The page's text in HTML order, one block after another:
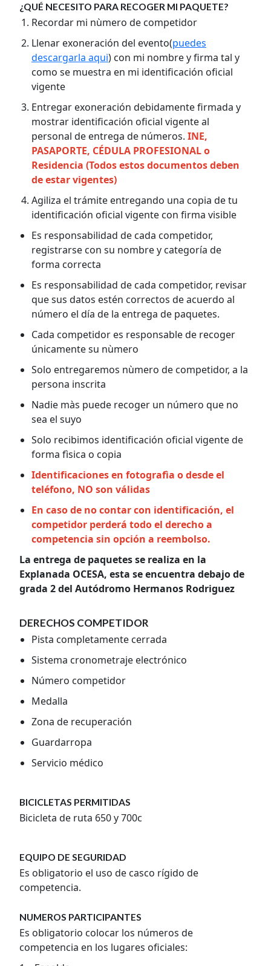
¿QUÉ NECESITO PARA RECOGER MI PAQUETE?
Recordar mi nùmero de competidor
Llenar exoneración del evento(puedes
descargarla aqui) con mi nombre y firma tal y
como se muestra en mi identificación oficial
vigente
Entregar exoneración debidamente firmada y
mostrar identificación oficial vigente al
personal de entrega de números. INE,
PASAPORTE, CÉDULA PROFESIONAL o
Residencia (Todos estos documentos deben
de estar vigentes)
Agiliza el trámite entregando una copia de tu
identificación oficial vigente con firma visible
Es responsabilidad de cada competidor,
registrarse con su nombre y categoría de
forma correcta
Es responsabilidad de cada competidor, revisar
que sus datos estén correctos de acuerdo al
número el día de la entrega de paquetes.
Cada competidor es responsable de recoger
únicamente su nùmero
Solo entregaremos nùmero de competidor, a la
persona inscrita
Nadie màs puede recoger un número que no
sea el suyo
Solo recibimos identificación oficial vigente de
forma fìsica o copia
Identificaciones en fotografìa o desde el
teléfono, NO son válidas
En caso de no contar con identificación, el
competidor perderá todo el derecho a
competencia sin opción a reembolso.
La entrega de paquetes se realiza en la
Explanada OCESA, esta se encuentra debajo de
grada 2 del Autódromo Hermanos Rodriguez
DERECHOS COMPETIDOR
Pista completamente cerrada
Sistema cronometraje electrónico
Número competidor
Medalla
Zona de recuperación
Guardarropa
Servicio médico
BICICLETAS PERMITIDAS
Bicicleta de ruta 650 y 700c
EQUIPO DE SEGURIDAD
Es obligatorio el uso de casco rígido de
competencia.
NUMEROS PARTICIPANTES
Es obligatorio colocar los números de
competencia en los lugares oficiales: